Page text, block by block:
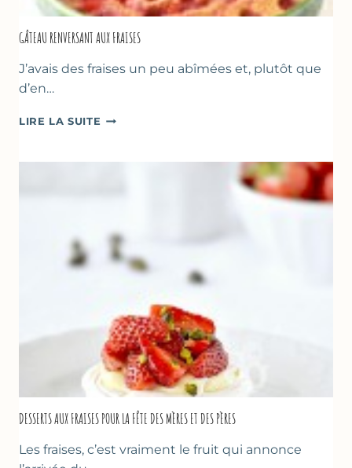
GÂTEAU RENVERSANT AUX FRAISES
J’avais des fraises un peu abîmées et, plutôt que
d’en…
LIRE LA SUITE GÂTEAU
FRAISES
DESSERTS AUX FRAISES POUR LA FÊTE DES MÈRES ET DES PÈRES
Les fraises, c’est vraiment le fruit qui annonce